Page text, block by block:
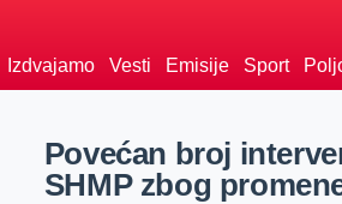
Izdvajamo Vesti Emisije Sport
Povećan broj
SHMP zbog